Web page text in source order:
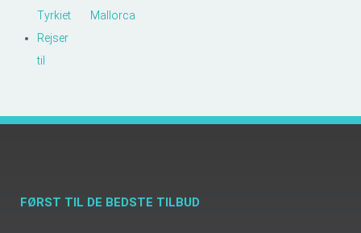
Tyrkiet
Rejser
til
Mallorca
FØRST TIL DE BEDSTE TILBUD